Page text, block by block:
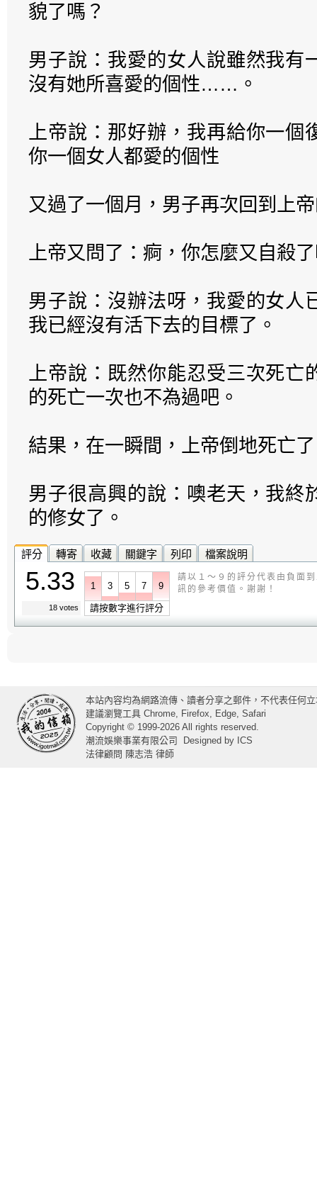
貌了嗎？
男子說：我愛的女人說雖然我有
沒有她所喜愛的個性……。
上帝說：那好辦，我再給你一
你一個女人都愛的個性
又過了一個月，男子再次回到上
上帝又問了：痾，你怎麼又自殺
男子說：沒辦法呀，我愛的女人
我已經沒有活下去的目標了。
上帝說：既然你能忍受三次死
的死亡一次也不為過吧。
結果，在一瞬間，上帝倒地死亡
男子很高興的說：噢老天，我終
的修女了。
評分 轉寄 收藏 關鍵字 列印 檔案說明
5.33
18 votes
1 3 5 7 9
請按數字進行評分
請以１～９的評分代表由負面
訊的參考價值。謝謝！
本站內容均為網路流傳、讀者分享之郵件，不代表任何
建議瀏覽工具 Chrome, Firefox, Edge, Safari
Copyright © 1999-2026 All rights reserved.
潮流娛樂事業有限公司
Designed by ICS
法律顧問 陳志浩 律師